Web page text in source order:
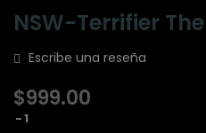
NSW-Terrifier
Escribe una reseña
$999.00
1